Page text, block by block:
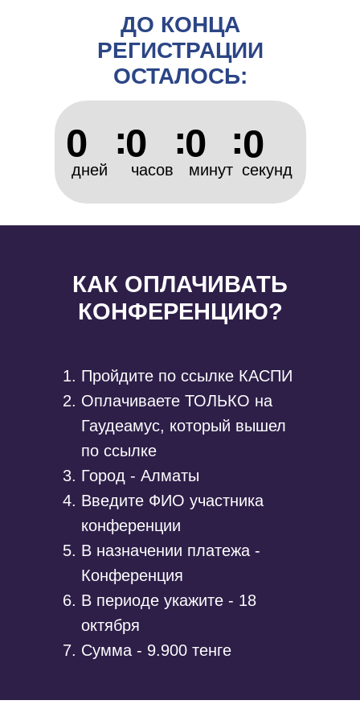
0 0 0
: :
дней часов минут
0
:
секунд
ДО КОНЦА
РЕГИСТРАЦИИ
ОСТАЛОСЬ:
КАК ОПЛАЧИВАТЬ
КОНФЕРЕНЦИЮ?
Пройдите по ссылке КАСПИ
Оплачиваете ТОЛЬКО на
Гаудеамус, который вышел
по ссылке
Город - Алматы
Введите ФИО участника
конференции
В назначении платежа -
Конференция
В периоде укажите - 18
октября
Сумма - 9.900 тенге